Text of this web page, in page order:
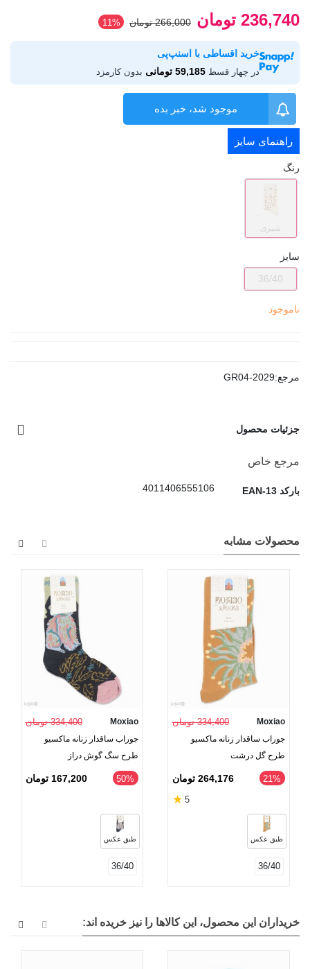
236,740 تومان 266,000 تومان ‎11%
خرید اقساطی با اسنپ‌پی
در چهار قسط 59,185 تومانی بدون کارمزد
موجود شد، خبر بده
راهنمای سایز
رنگ
شیری
سایز
36/40
ناموجود
مرجع:GR04-2029
جزئیات محصول
مرجع خاص
بارکد EAN-13 4011406555106
محصولات مشابه
Moxiao 334,400 تومان
جوراب ساقدار زنانه ماکسیو
طرح گل درشت
‎21% 264,176 تومان
5
★
طبق عکس
36/40
Moxiao 334,400 تومان
جوراب ساقدار زنانه ماکسیو
طرح سگ گوش دراز
‎50% 167,200 تومان
طبق عکس
36/40
خریداران این محصول، این کالاها را نیز خریده اند: